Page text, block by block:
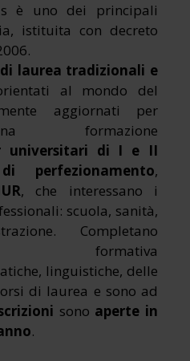
è uno dei principali
istituita con decreto
laurea tradizionali e
al mondo del
aggiornati per
formazione
universitari di I e II
perfezionamento,
, che interessano i
scuola, sanità,
Completano
linguistiche, delle
di laurea e sono ad
sono aperte in
.